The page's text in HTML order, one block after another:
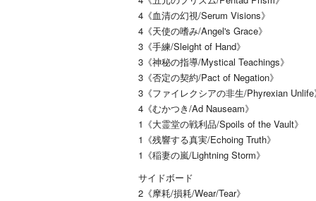
4《血清の幻視/Serum Visions》
4《天使の嗜み/Angel's Grace》
3《手練/Sleight of Hand》
3《神秘の指導/Mystical Teachings》
3《否定の契約/Pact of Negation》
3《ファイレクシアの非生/Phyrexian Unlife
4《むかつき/Ad Nauseam》
1《大霊堂の戦利品/Spoils of the Vault》
1《残響する真実/Echoing Truth》
1《稲妻の嵐/Lightning Storm》
サイドボード
2《摩耗/損耗/Wear/Tear》